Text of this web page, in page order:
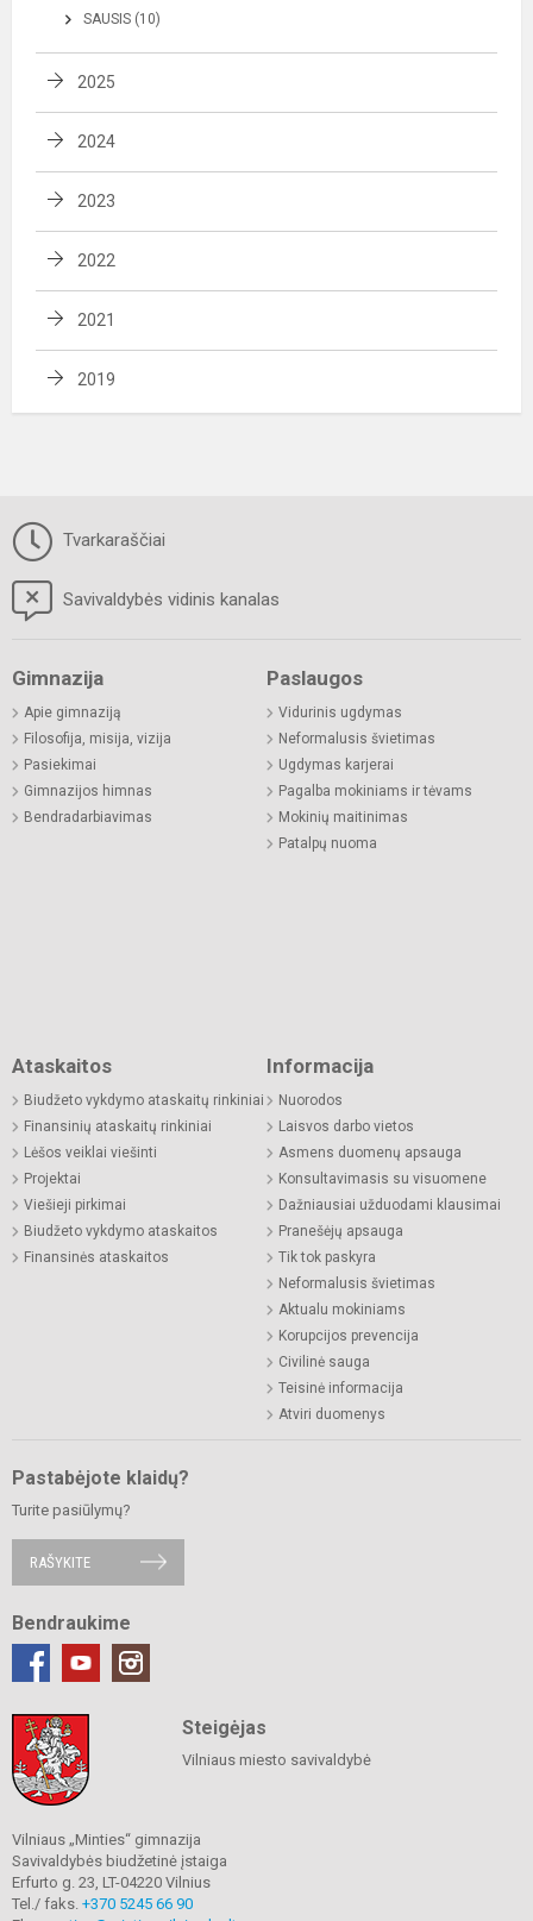
SAUSIS (10)
2025
2024
2023
2022
2021
2019
Tvarkaraščiai
Savivaldybės vidinis kanalas
Gimnazija
Apie gimnaziją
Filosofija, misija, vizija
Pasiekimai
Gimnazijos himnas
Bendradarbiavimas
Paslaugos
Vidurinis ugdymas
Neformalusis švietimas
Ugdymas karjerai
Pagalba mokiniams ir tėvams
Mokinių maitinimas
Patalpų nuoma
Ataskaitos
Biudžeto vykdymo ataskaitų rinkiniai
Finansinių ataskaitų rinkiniai
Lėšos veiklai viešinti
Projektai
Viešieji pirkimai
Biudžeto vykdymo ataskaitos
Finansinės ataskaitos
Informacija
Nuorodos
Laisvos darbo vietos
Asmens duomenų apsauga
Konsultavimasis su visuomene
Dažniausiai užduodami klausimai
Pranešėjų apsauga
Tik tok paskyra
Neformalusis švietimas
Aktualu mokiniams
Korupcijos prevencija
Civilinė sauga
Teisinė informacija
Atviri duomenys
Pastabėjote klaidų?
Turite pasiūlymų?
RAŠYKITE
Bendraukime
Steigėjas
Vilniaus miesto savivaldybė
Vilniaus „Minties“ gimnazija
Savivaldybės biudžetinė įstaiga
Erfurto g. 23, LT-04220 Vilnius
Tel./ faks. +370 5245 66 90